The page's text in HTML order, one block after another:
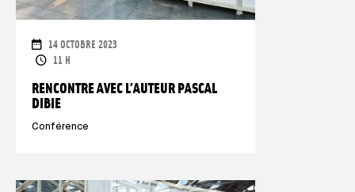
RENCONTRE AVEC L’AUTEUR PASCAL
DIBIE
Conférence
DATES
14 OCTOBRE 2023
HORAIRES
11 H